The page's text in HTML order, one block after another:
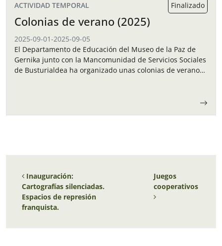
ACTIVIDAD TEMPORAL Finalizado
Colonias de verano (2025)
2025-09-01-2025-09-05
El Departamento de Educación del Museo de la Paz de
Gernika junto con la Mancomunidad de Servicios Sociales
de Busturialdea ha organizado unas colonias de verano
Navegación de entradas
Inauguración:
Cartografías silenciadas.
Espacios de represión
franquista.
Juegos
cooperativos